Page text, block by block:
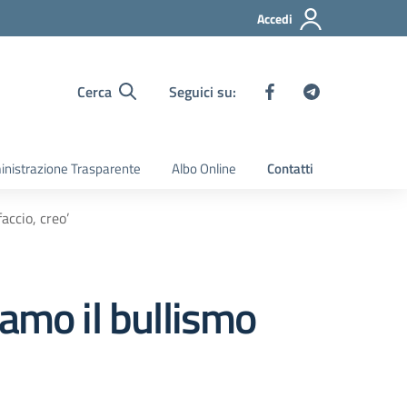
Accedi
Cerca Seguici su:
Trasparente Albo Online Contatti
creo’
il bullismo